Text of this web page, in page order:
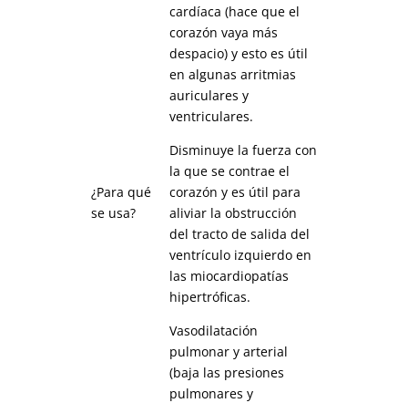
¿Para qué
se usa?
cardíaca (hace que el
corazón vaya más
despacio) y esto es útil
en algunas arritmias
auriculares y
ventriculares.
Disminuye la fuerza con
la que se contrae el
corazón y es útil para
aliviar la obstrucción
del tracto de salida del
ventrículo izquierdo en
las miocardiopatías
hipertróficas.
Vasodilatación
pulmonar y arterial
(baja las presiones
pulmonares y